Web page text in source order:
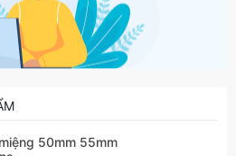
50mm 55mm